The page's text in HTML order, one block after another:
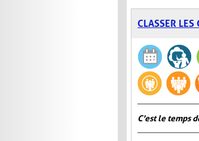
CLASSER LES
C'est le temps